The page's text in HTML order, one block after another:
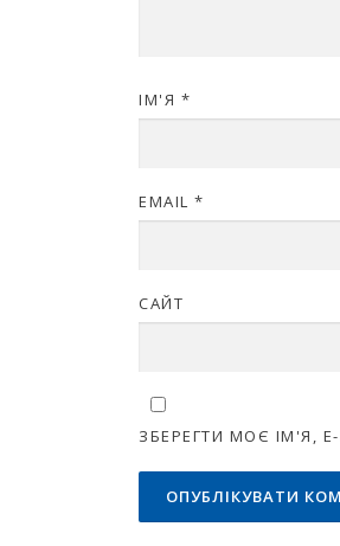
ІМ'Я *
EMAIL *
САЙТ
ЗБЕРЕГТИ МОЄ ІМ'Я,